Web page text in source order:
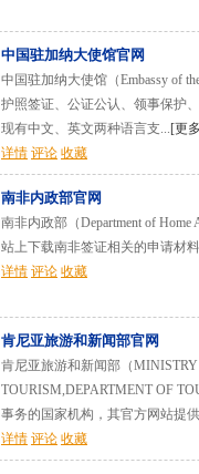
中国驻加纳大使馆官网
中国驻加纳大使馆（Embassy of
护照签证、公证公认、领事保护
现有中文、英文两种语言支...[更多
详情 评论 收藏
南非内政部官网
南非内政部（Department of
站上下载南非签证相关的申请材
详情 评论 收藏
肯尼亚旅游和新闻部官网
肯尼亚旅游和新闻部（
TOURISM,DEPARTMENT OF
事务的国家机构，其官方网站提
详情 评论 收藏